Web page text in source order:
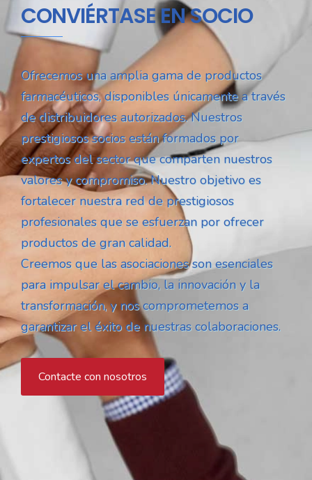
CONVIÉRTASE EN SOCIO
Ofrecemos una amplia gama de productos
farmacéuticos, disponibles únicamente a través
de distribuidores autorizados. Nuestros
prestigiosos socios están formados por
expertos del sector que comparten nuestros
valores y compromiso. Nuestro objetivo es
fortalecer nuestra red de prestigiosos
profesionales que se esfuerzan por ofrecer
productos de gran calidad.
Creemos que las asociaciones son esenciales
para impulsar el cambio, la innovación y la
transformación, y nos comprometemos a
garantizar el éxito de nuestras colaboraciones.
Contacte con nosotros